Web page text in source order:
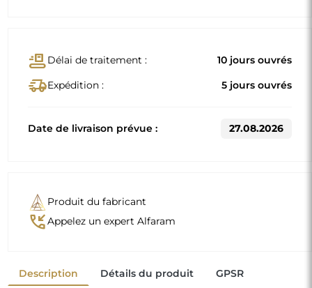
conveyor_beltDélai de traitement : 10 jours ouvrés
delivery_truck_speedExpédition : 5 jours ouvrés
Date de livraison prévue : 27.08.2026
Produit du fabricant
phone_callbackAppelez un expert Alfaram
Description Détails du produit GPSR